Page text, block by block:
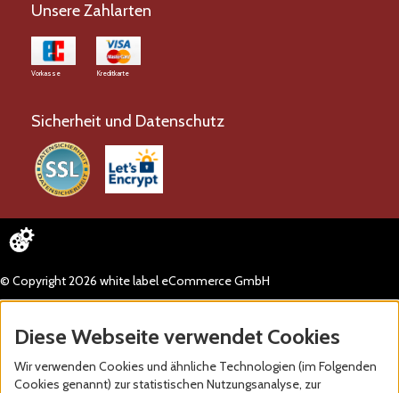
Unsere Zahlarten
Vorkasse Kreditkarte
Sicherheit und Datenschutz
© Copyright 2026 white label eCommerce GmbH
Diese Webseite verwendet Cookies
Wir verwenden Cookies und ähnliche Technologien (im Folgenden
Cookies genannt) zur statistischen Nutzungsanalyse, zur